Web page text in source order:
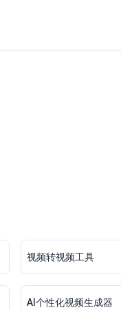
视频转视频工具
AI个性化视频生成器